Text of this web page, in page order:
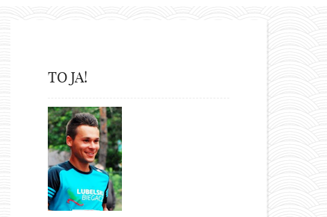
TO JA!